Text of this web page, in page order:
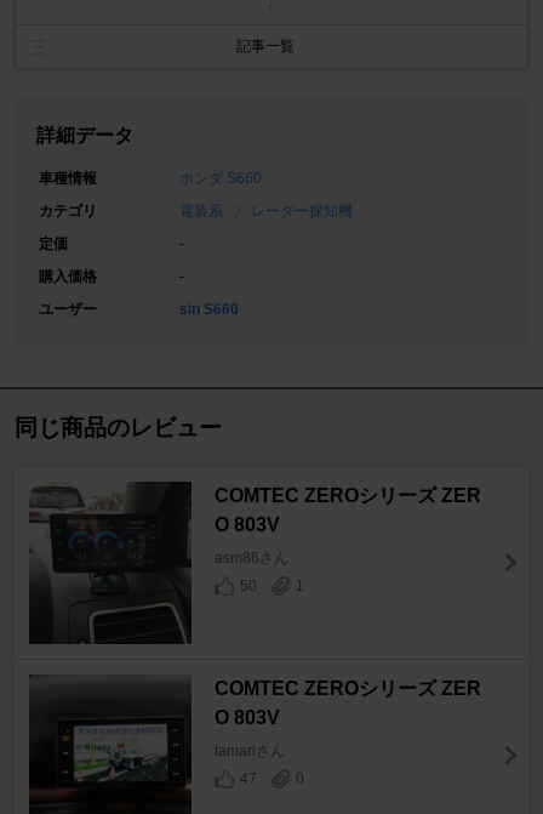
記事一覧
詳細データ
車種情報
ホンダ S660
カテゴリ
電装系
レーダー探知機
定価
-
購入価格
-
ユーザー
sin S660
同じ商品のレビュー
COMTEC ZEROシリーズ ZER
O 803V
asm86さん
50
1
COMTEC ZEROシリーズ ZER
O 803V
tamariさん
47
0